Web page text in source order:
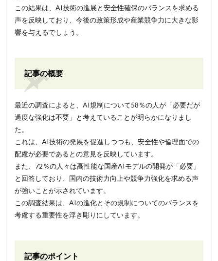
この結果は、AI技術の進展と安全性確保のバランスを求める
声を反映しており、今後の政策形成や産業競争力に大きな影
響を与えるでしょう。
記事の概要
最近の調査によると、AI規制について58％の人が「必要だが
過度な強化は不要」と考えていることが明らかになりまし
た。
これは、AI技術の発展を促進しつつも、安全性や倫理面での
配慮が必要であるとの意見を反映しています。
また、72％の人々は高性能な国産AIモデルの開発が「必要」
と回答しており、国内の技術力向上や競争力強化を求める声
が強いことが示されています。
この調査結果は、AIの進化とその規制についてのバランスを
考慮する重要性を浮き彫りにしています。
記事のポイント